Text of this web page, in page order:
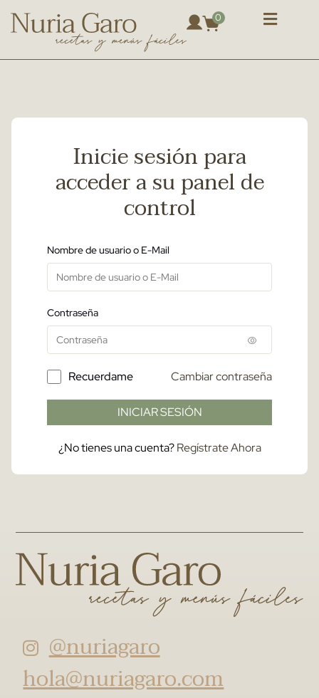
0
Inicie sesión para
acceder a su panel de
control
Nombre de usuario o E-Mail
Contraseña
Recuerdame Cambiar contraseña
INICIAR SESIÓN
¿No tienes una cuenta?Regístrate Ahora
@nuriagaro
hola@nuriagaro.com